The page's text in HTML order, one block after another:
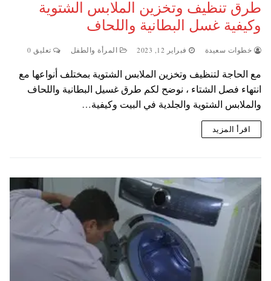
طرق تنظيف وتخزين الملابس الشتوية
وكيفية غسل البطانية واللحاف
خطوات سعيدة فبراير 12, 2023 المرأة والطفل تعليق 0
مع الحاجة لتنظيف وتخزين الملابس الشتوية بمختلف أنواعها مع
انتهاء فصل الشتاء ، نوضح لكم طرق غسيل البطانية واللحاف
والملابس الشتوية والجلدية في البيت وكيفية…
اقرأ المزيد